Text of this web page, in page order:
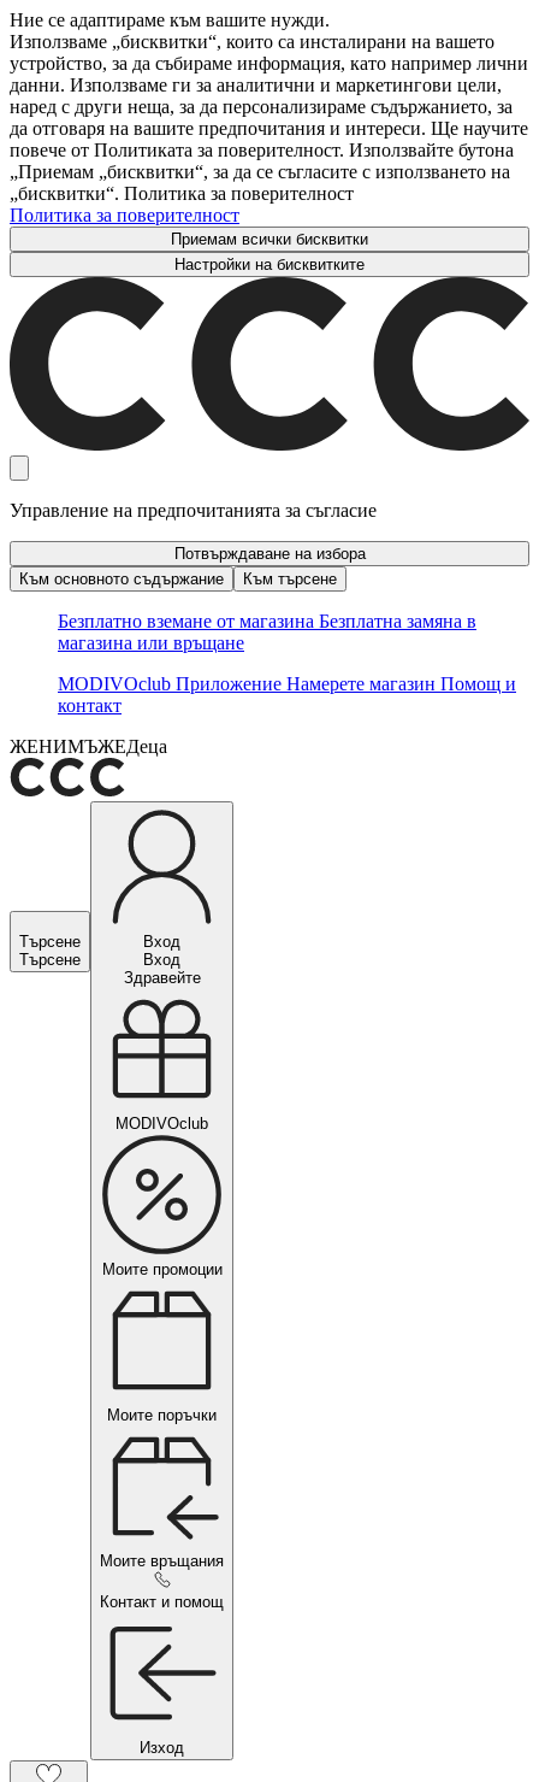
Ние се адаптираме към вашите нужди.
Използваме „бисквитки“, които са инсталирани на вашето
устройство, за да събираме информация, като например лични
данни. Използваме ги за аналитични и маркетингови цели,
наред с други неща, за да персонализираме съдържанието, за
да отговаря на вашите предпочитания и интереси. Ще научите
повече от Политиката за поверителност. Използвайте бутона
„Приемам „бисквитки“, за да се съгласите с използването на
„бисквитки“. Политика за поверителност
Политика за поверителност
Приемам всички бисквитки
Настройки на бисквитките
Управление на предпочитанията за съгласие
Потвърждаване на избора
Към основното съдържание
Към търсене
Безплатно вземане от магазина Безплатна замяна в
магазина или връщане
MODIVOclub Приложение Намерете магазин Помощ и
контакт
ЖЕНИМЪЖЕДеца
Търсене
Търсене
Вход
Вход
Здравейте
MODIVOclub
Моите промоции
Моите поръчки
Моите връщания
Контакт и помощ
Изход